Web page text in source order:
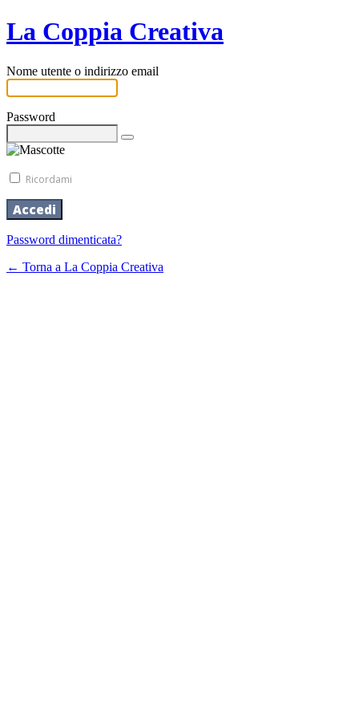
La Coppia Creativa
Nome utente o indirizzo email
Password
Ricordami
Password dimenticata?
← Torna a La Coppia Creativa